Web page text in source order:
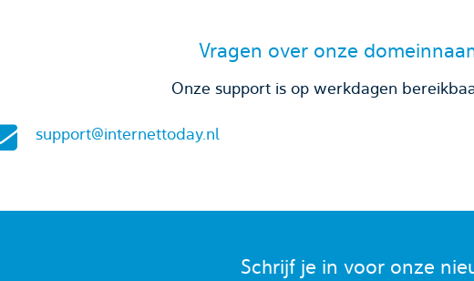
Vragen over onze
Onze support is op werkdagen
support@internettoday.nl
Schrijf je in voor onze